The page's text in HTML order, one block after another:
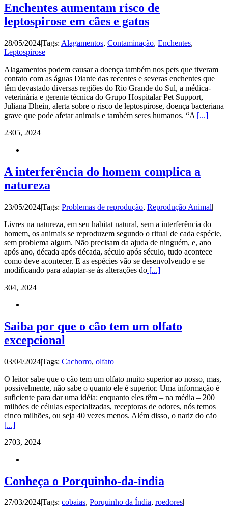
Enchentes aumentam risco de
leptospirose em cães e gatos
28/05/2024|Tags: Alagamentos, Contaminação, Enchentes,
Leptospirose|
Alagamentos podem causar a doença também nos pets que tiveram
contato com as águas Diante das recentes e severas enchentes que
têm devastado diversas regiões do Rio Grande do Sul, a médica-
veterinária e gerente técnica do Grupo Hospitalar Pet Support,
Juliana Dhein, alerta sobre o risco de leptospirose, doença bacteriana
grave que pode afetar animais e também seres humanos. “A [...]
2305, 2024
A interferência do homem complica a
natureza
23/05/2024|Tags: Problemas de reprodução, Reprodução Animal|
Livres na natureza, em seu habitat natural, sem a interferência do
homem, os animais se reproduzem segundo o ritual de cada espécie,
sem problema algum. Não precisam da ajuda de ninguém, e, ano
após ano, década após década, século após século, tudo acontece
como deve acontecer. E as espécies vão se desenvolvendo e se
modificando para adaptar-se às alterações do [...]
304, 2024
Saiba por que o cão tem um olfato
excepcional
03/04/2024|Tags: Cachorro, olfato|
O leitor sabe que o cão tem um olfato muito superior ao nosso, mas,
possivelmente, não sabe o quanto ele é superior. Uma informação é
suficiente para dar uma idéia: enquanto eles têm – na média – 200
milhões de células especializadas, receptoras de odores, nós temos
cinco milhões, ou seja 40 vezes menos. Além disso, o nariz do cão
[...]
2703, 2024
Conheça o Porquinho-da-índia
27/03/2024|Tags: cobaias, Porquinho da Índia, roedores|